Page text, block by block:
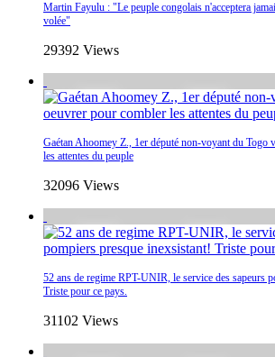
Martin Fayulu : "Le peuple congolais n'acceptera
volée"
29392 Views
Gaétan Ahoomey Z., 1er député non-voyant du Togo
les attentes du peuple
32096 Views
52 ans de regime RPT-UNIR, le service des sapeurs
Triste pour ce pays.
31102 Views